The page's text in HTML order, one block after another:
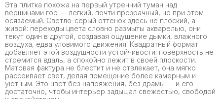
Эта плитка похожа на первый утренний туман над
вершинами гор — легкий, почти прозрачный, но при этом
осязаемый. Светло-серый оттенок здесь не плоский, а
живой: переходы цвета словно размыты акварелью, они
текут один в другой, создавая ощущение дымки, влажного
воздуха, едва уловимого движения. Квадратный формат
добавляет этой воздушности устойчивости: поверхность не
стремится вдаль, а спокойно лежит в своей плоскости.
Матовая фактура не блестит и не отвлекает, она мягко
рассеивает свет, делая помещение более камерным и
уютным. Это цвет без напряжения, без драмы — и его
достаточно, чтобы интерьер задышал свежестью, свободой